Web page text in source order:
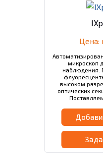
Цена:
микроскоп
наблюдения.
высоком
оптических
фазово-